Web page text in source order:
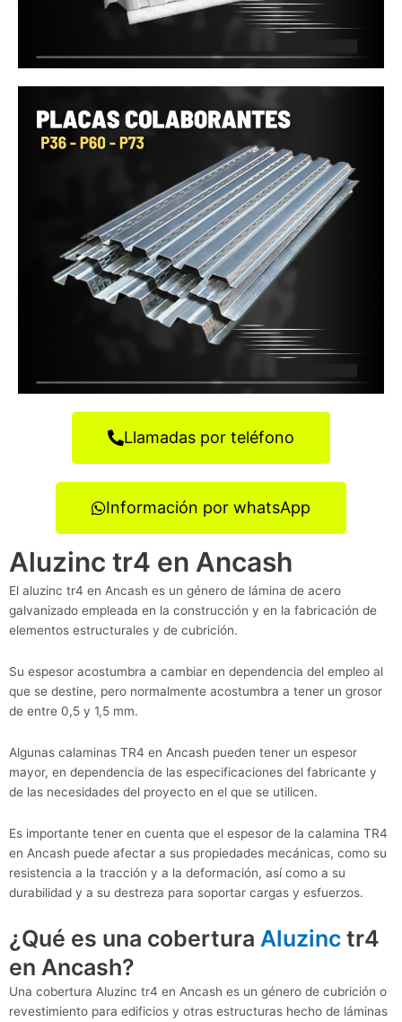
Llamadas por teléfono
Información por whatsApp
Aluzinc tr4 en Ancash
El aluzinc tr4 en Ancash es un género de lámina de acero
galvanizado empleada en la construcción y en la fabricación de
elementos estructurales y de cubrición.
Su espesor acostumbra a cambiar en dependencia del empleo al
que se destine, pero normalmente acostumbra a tener un grosor
de entre 0,5 y 1,5 mm.
Algunas calaminas TR4 en Ancash pueden tener un espesor
mayor, en dependencia de las especificaciones del fabricante y
de las necesidades del proyecto en el que se utilicen.
Es importante tener en cuenta que el espesor de la calamina TR4
en Ancash puede afectar a sus propiedades mecánicas, como su
resistencia a la tracción y a la deformación, así como a su
durabilidad y a su destreza para soportar cargas y esfuerzos.
¿Qué es una cobertura Aluzinc tr4
en Ancash?
Una cobertura Aluzinc tr4 en Ancash es un género de cubrición o
revestimiento para edificios y otras estructuras hecho de láminas